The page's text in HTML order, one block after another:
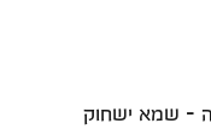
– שמא ישחוק